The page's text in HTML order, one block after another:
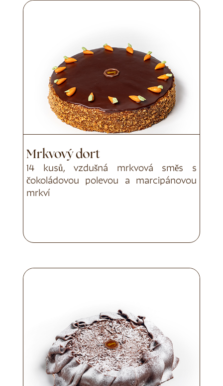
Mrkvový dort
14 kusů, vzdušná mrkvová směs s
čokoládovou polevou a marcipánovou
mrkví